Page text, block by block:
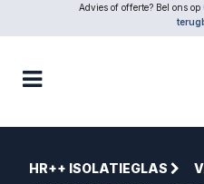
Advies of offerte? Bel ons op
HR++ ISOLATIEGLAS